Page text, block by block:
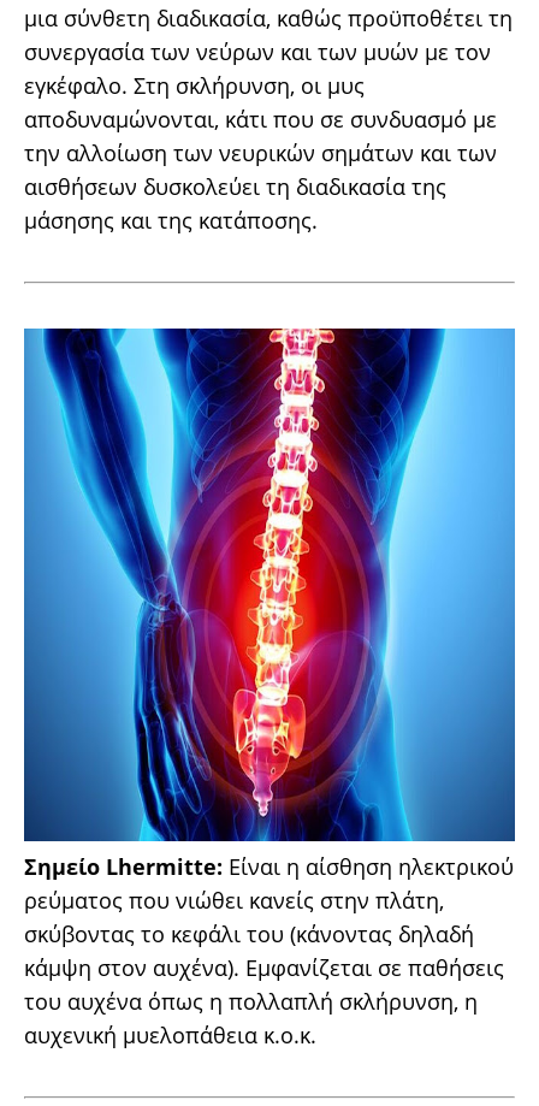
μια σύνθετη διαδικασία, καθώς προϋποθέτει τη
συνεργασία των νεύρων και των μυών με τον
εγκέφαλο. Στη σκλήρυνση, οι μυς
αποδυναμώνονται, κάτι που σε συνδυασμό με
την αλλοίωση των νευρικών σημάτων και των
αισθήσεων δυσκολεύει τη διαδικασία της
μάσησης και της κατάποσης.
Σημείο Lhermitte: Είναι η αίσθηση ηλεκτρικού
ρεύματος που νιώθει κανείς στην πλάτη,
σκύβοντας το κεφάλι του (κάνοντας δηλαδή
κάμψη στον αυχένα). Εμφανίζεται σε παθήσεις
του αυχένα όπως η πολλαπλή σκλήρυνση, η
αυχενική μυελοπάθεια κ.ο.κ.